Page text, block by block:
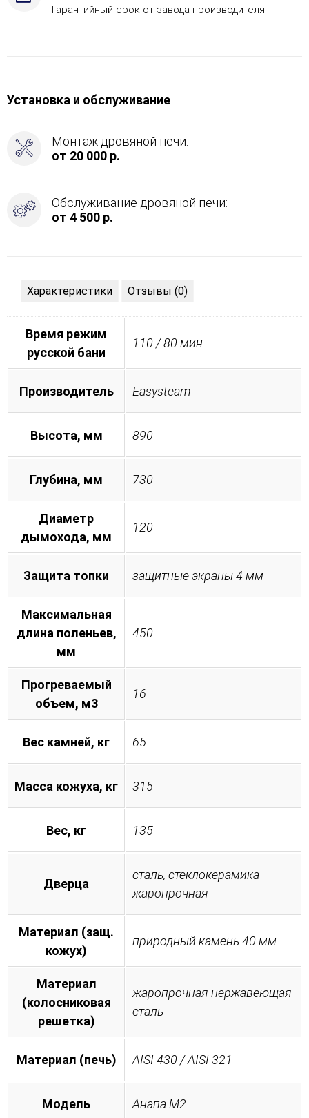
Справа
Гарантийный срок от завода-производителя
Установка и обслуживание
Монтаж дровяной печи:
от 20 000 р.
Обслуживание дровяной печи:
от 4 500 р.
Характеристики Отзывы (0)
Время режим
русской бани
110 / 80 мин.
Производитель Easysteam
Высота, мм 890
Глубина, мм 730
Диаметр
дымохода, мм
120
Защита топки защитные экраны 4 мм
Максимальная
длина поленьев,
мм
450
Прогреваемый
объем, м3
16
Вес камней, кг 65
Масса кожуха, кг 315
Вес, кг 135
Дверца
сталь, стеклокерамика
жаропрочная
Материал (защ.
кожух)
природный камень 40 мм
Материал
(колосниковая
решетка)
жаропрочная нержавеющая
сталь
Материал (печь) AISI 430 / AISI 321
Модель Анапа М2